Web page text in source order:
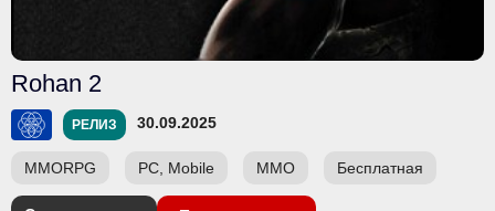
Rohan 2
РЕЛИЗ 30.09.2025
MMORPG PC, Mobile ММО Бесплатная